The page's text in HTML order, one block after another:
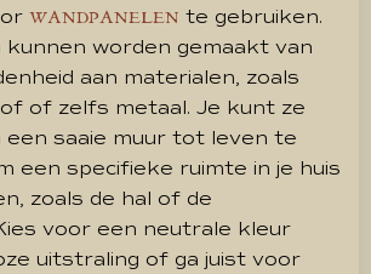
WANDPANELEN te gebruiken.
kunnen worden gemaakt van
aan materialen, zoals
of zelfs metaal. Je kunt ze
een saaie muur tot leven te
een specifieke ruimte in je huis
zoals de hal of de
voor een neutrale kleur
uitstraling of ga juist voor